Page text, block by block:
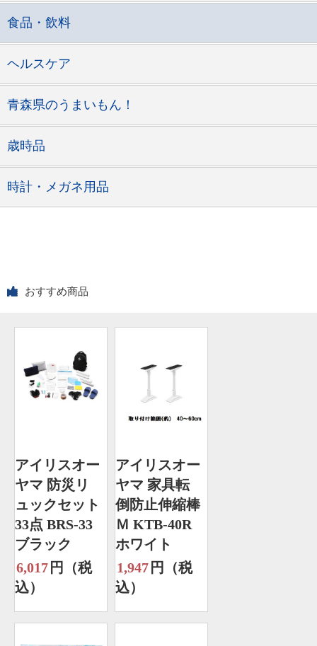
食品・飲料
ヘルスケア
青森県のうまいもん！
歳時品
時計・メガネ用品
おすすめ商品
アイリスオー
ヤマ 防災リ
ュックセット
33点 BRS-33
ブラック
6,017 円（税
込）
アイリスオー
ヤマ 家具転
倒防止伸縮棒
Ｍ KTB-40R
ホワイト
1,947 円（税
込）